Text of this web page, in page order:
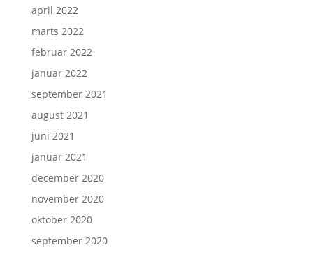
april 2022
marts 2022
februar 2022
januar 2022
september 2021
august 2021
juni 2021
januar 2021
december 2020
november 2020
oktober 2020
september 2020